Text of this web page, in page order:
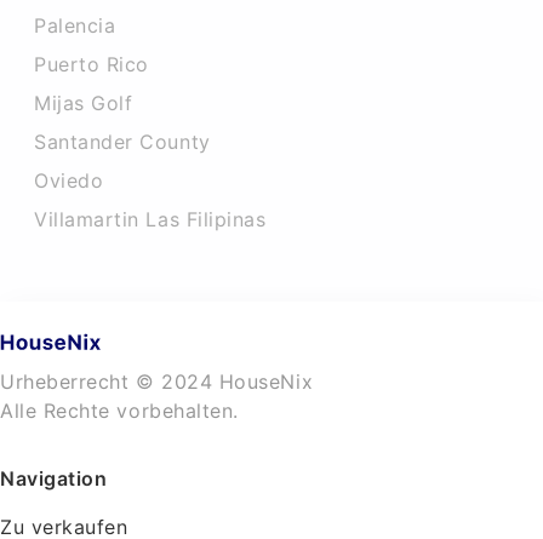
Palencia
Puerto Rico
Mijas Golf
Santander County
Oviedo
Villamartin Las Filipinas
Urheberrecht © 2024 HouseNix
Alle Rechte vorbehalten.
Navigation
Zu verkaufen